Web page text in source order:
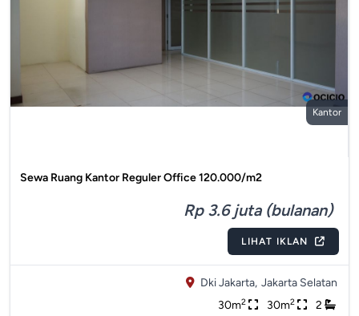
Kantor
Sewa Ruang Kantor Reguler Office 120.000/m2
Rp 3.6 juta (bulanan)
LIHAT IKLAN
Dki Jakarta, Jakarta Selatan
30m2 30m2 2